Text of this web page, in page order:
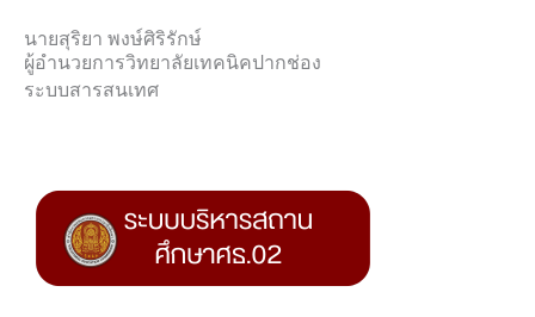
นายสุริยา พงษ์ศิริรักษ์
ผู้อำนวยการวิทยาลัยเทคนิคปากช่อง
ระบบสารสนเทศ